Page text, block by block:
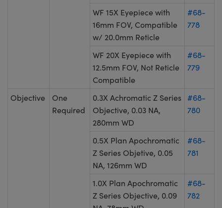
WF 15X Eyepiece with
16mm FOV, Compatible
w/ 20.0mm Reticle
#68-
778
WF 20X Eyepiece with
12.5mm FOV, Not Reticle
Compatible
#68-
779
Objective
One
Required
0.3X Achromatic Z Series
Objective, 0.03 NA,
280mm WD
#68-
780
0.5X Plan Apochromatic
Z Series Objetive, 0.05
NA, 126mm WD
#68-
781
1.0X Plan Apochromatic
Z Series Objective, 0.09
#68-
782